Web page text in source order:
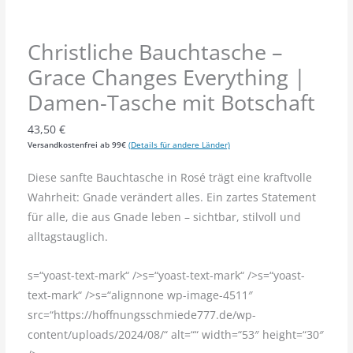
Christliche Bauchtasche –
Grace Changes Everything |
Damen-Tasche mit Botschaft
43,50 €
Versandkostenfrei ab 99€ (Details für andere Länder)
Diese sanfte Bauchtasche in Rosé trägt eine kraftvolle
Wahrheit: Gnade verändert alles. Ein zartes Statement
für alle, die aus Gnade leben – sichtbar, stilvoll und
alltagstauglich.
s=“yoast-text-mark“ />s=“yoast-text-mark“ />s=“yoast-
text-mark“ />s=“alignnone wp-image-4511″
src=“https://hoffnungsschmiede777.de/wp-
content/uploads/2024/08/“ alt=““ width=“53″ height=“30″